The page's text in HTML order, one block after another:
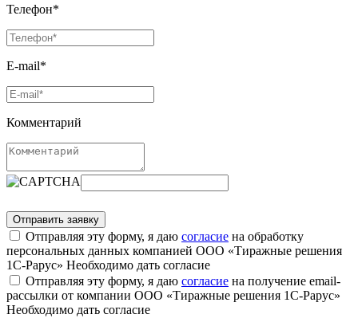
Телефон*
E-mail*
Комментарий
Отправляя эту форму, я даю согласие на обработку
персональных данных компанией ООО «Тиражные решения
1С-Рарус» Необходимо дать согласие
Отправляя эту форму, я даю согласие на получение email-
рассылки от компании ООО «Тиражные решения 1С-Рарус»
Необходимо дать согласие